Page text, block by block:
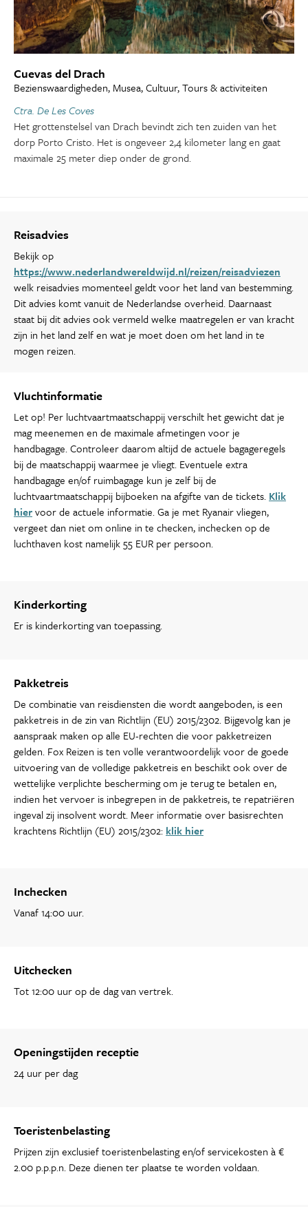
Cuevas del Drach
Bezienswaardigheden, Musea, Cultuur, Tours & activiteiten
Ctra. De Les Coves
Het grottenstelsel van Drach bevindt zich ten zuiden van het
dorp Porto Cristo. Het is ongeveer 2,4 kilometer lang en gaat
maximale 25 meter diep onder de grond.
Reisadvies
Bekijk op
https://www.nederlandwereldwijd.nl/reizen/reisadviezen
welk reisadvies momenteel geldt voor het land van bestemming.
Dit advies komt vanuit de Nederlandse overheid. Daarnaast
staat bij dit advies ook vermeld welke maatregelen er van kracht
zijn in het land zelf en wat je moet doen om het land in te
mogen reizen.
Vluchtinformatie
Let op! Per luchtvaartmaatschappij verschilt het gewicht dat je
mag meenemen en de maximale afmetingen voor je
handbagage. Controleer daarom altijd de actuele bagageregels
bij de maatschappij waarmee je vliegt. Eventuele extra
handbagage en/of ruimbagage kun je zelf bij de
luchtvaartmaatschappij bijboeken na afgifte van de tickets. Klik
hiervoor de actuele informatie. Ga je met Ryanair vliegen,
vergeet dan niet om online in te checken, inchecken op de
luchthaven kost namelijk 55 EUR per persoon.
Kinderkorting
Er is kinderkorting van toepassing.
Pakketreis
De combinatie van reisdiensten die wordt aangeboden, is een
pakketreis in de zin van Richtlijn (EU) 2015/2302. Bijgevolg kan je
aanspraak maken op alle EU-rechten die voor pakketreizen
gelden. Fox Reizen is ten volle verantwoordelijk voor de goede
uitvoering van de volledige pakketreis en beschikt ook over de
wettelijke verplichte bescherming om je terug te betalen en,
indien het vervoer is inbegrepen in de pakketreis, te repatriëren
ingeval zij insolvent wordt. Meer informatie over basisrechten
krachtens Richtlijn (EU) 2015/2302: klik hier
Inchecken
Vanaf 14:00 uur.
Uitchecken
Tot 12:00 uur op de dag van vertrek.
Openingstijden receptie
24 uur per dag
Toeristenbelasting
Prijzen zijn exclusief toeristenbelasting en/of servicekosten à €
2.00 p.p.p.n. Deze dienen ter plaatse te worden voldaan.